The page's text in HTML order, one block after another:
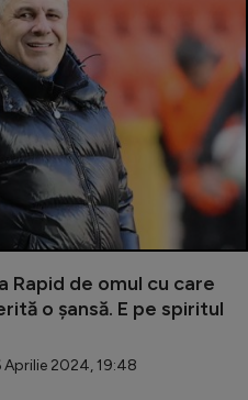
Rapid de omul cu care
o șansă. E pe spiritul
2024, 19:48